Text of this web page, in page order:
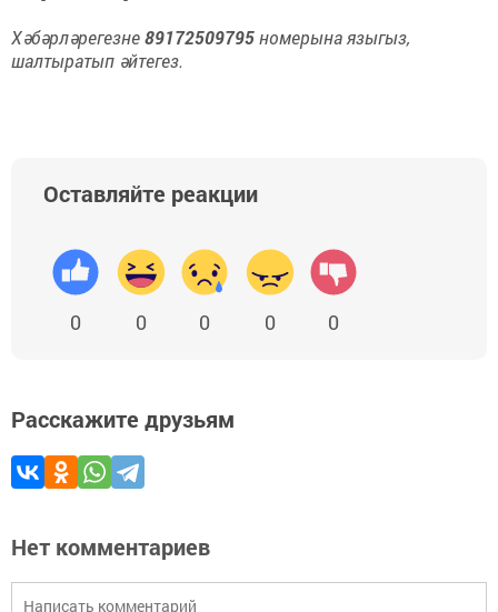
Хәбәрләрегезне89172509795номерына языгыз,
шалтыратып әйтегез.
Оставляйте реакции
0 0 0 0 0
Расскажите друзьям
Нет комментариев